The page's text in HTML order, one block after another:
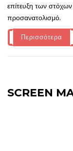
επίτευξη των στόχων
προσανατολισμό.
Περισσότερα
SCREEN